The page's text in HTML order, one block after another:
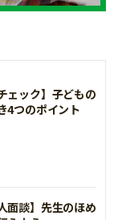
ェック】子どもの
4つのポイント
面談】先生のほめ